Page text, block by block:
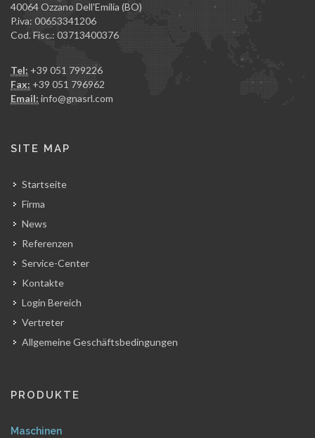
40064 Ozzano Dell'Emilia (BO)
P.iva: 00653341206
Cod. Fisc.: 03713400376
Tel: +39 051 799226
Fax: +39 051 796962
Email: info@gnasrl.com
SITE MAP
Startseite
Firma
News
Referenzen
Service-Center
Kontakte
Login Bereich
Vertreter
Allgemeine Geschäftsbedingungen
PRODUKTE
Maschinen